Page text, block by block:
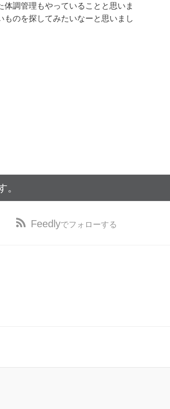
調管理もやっていることと思いま
のを探してみたいなーと思いまし
。
Feedlyでフォローする